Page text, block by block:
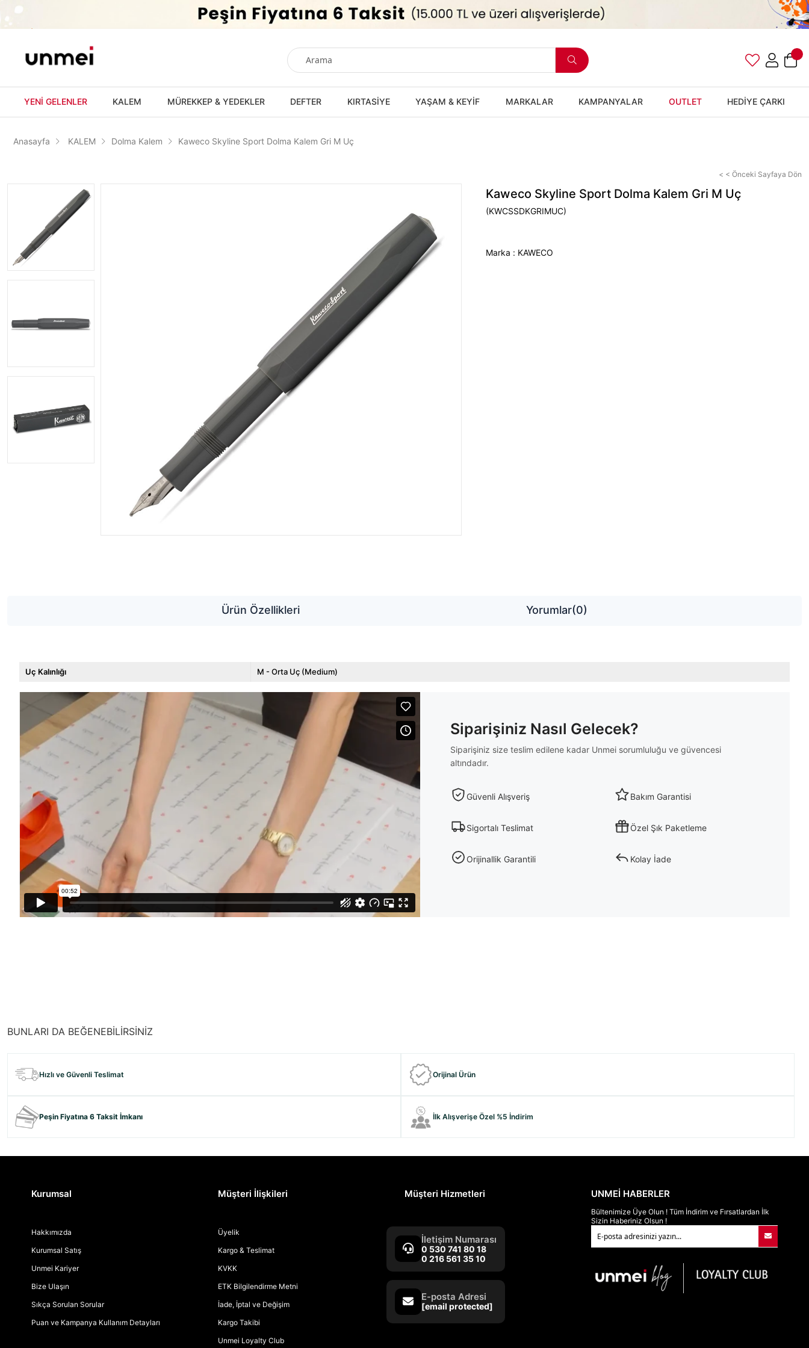
YENİ GELENLER KALEM MÜREKKEP & YEDEKLER DEFTER KIRTASİYE YAŞAM & KEYİF MARKALAR KAMPANYALAR OUTLET HEDİYE ÇARKI
Anasayfa KALEM Dolma Kalem Kaweco Skyline Sport Dolma Kalem Gri M Uç
< < Önceki Sayfaya Dön
Kaweco Skyline Sport Dolma Kalem Gri M Uç
(KWCSSDKGRIMUC)
Marka : KAWECO
Ürün Özellikleri Yorumlar(0)
Uç Kalınlığı M - Orta Uç (Medium)
Siparişiniz Nasıl Gelecek?
Siparişiniz size teslim edilene kadar Unmei sorumluluğu ve güvencesi
altındadır.
Güvenli Alışveriş Bakım Garantisi
Sigortalı Teslimat Özel Şık Paketleme
Orijinallik Garantili Kolay İade
BUNLARI DA BEĞENEBİLİRSİNİZ
Hızlı ve Güvenli Teslimat Orijinal Ürün
Peşin Fiyatına 6 Taksit İmkanı İlk Alışverişe Özel %5 İndirim
Kurumsal
Hakkımızda
Kurumsal Satış
Unmei Kariyer
Bize Ulaşın
Sıkça Sorulan Sorular
Puan ve Kampanya Kullanım Detayları
Müşteri İlişkileri
Üyelik
Kargo & Teslimat
KVKK
ETK Bilgilendirme Metni
İade, İptal ve Değişim
Kargo Takibi
Unmei Loyalty Club
Müşteri Hizmetleri
İletişim Numarası
0 530 741 80 18
0 216 561 35 10
E-posta Adresi
[email protected]
UNMEİ HABERLER
Bültenimize Üye Olun ! Tüm İndirim ve Fırsatlardan İlk
Sizin Haberiniz Olsun !